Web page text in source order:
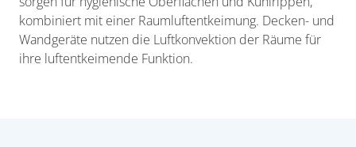
kombiniert mit einer Raumluftentkeimung. Decken- und
Wandgeräte nutzen die Luftkonvektion der Räume für
ihre luftentkeimende Funktion.